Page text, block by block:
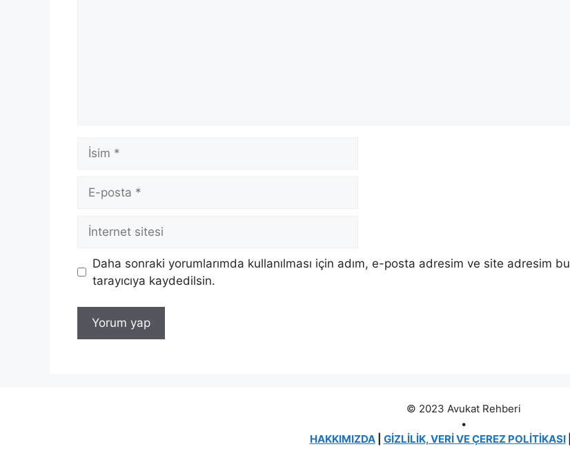
İsim
posta
İnternet
sitesi
Daha sonraki yorumlarımda kullanılması için adım, e-posta adresim ve site adresim bu
tarayıcıya kaydedilsin.
© 2023 Avukat Rehberi
•
HAKKIMIZDA| GİZLİLİK, VERİ VE ÇEREZ POLİTİKASI|